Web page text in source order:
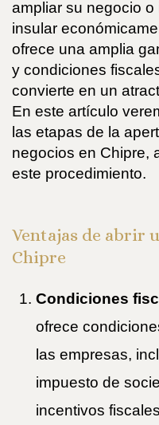
ampliar su negocio
insular
ofrece una amplia
y condiciones
convierte en un
En este artículo
las etapas de la
negocios en Chipre,
este procedimiento.
Ventajas de abrir
Chipre
Condiciones
ofrece
las empresas,
impuesto de
incentivos